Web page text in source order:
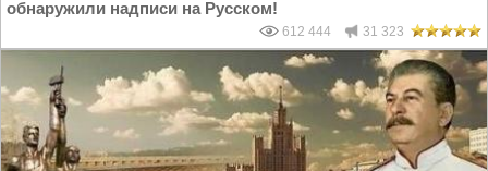
обнаружили надписи на Русском!
612 444 31 323